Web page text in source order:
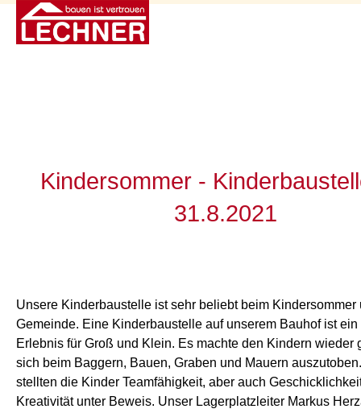
Kindersommer -
31.8.2021
Unsere Kinderbaustelle ist sehr beliebt beim Kindersommer
Gemeinde. Eine Kinderbaustelle auf unserem Bauhof ist
Erlebnis für Groß und Klein. Es machte den Kindern wieder
sich beim Baggern, Bauen, Graben und Mauern
stellten die Kinder Teamfähigkeit, aber auch
Kreativität unter Beweis. Unser Lagerplatzleiter Markus